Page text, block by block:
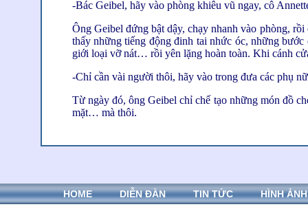
-Bác Geibel, hãy vào phòng khiêu vũ ngay, cô
Ông Geibel đứng bật dậy, chạy nhanh vào phòng,
thấy những tiếng động đinh tai nhức óc, những
giới loại vỡ nát… rồi yên lặng hoàn toàn. Khi cánh
-Chỉ cần vài người thôi, hãy vào trong đưa các phụ
Từ ngày đó, ông Geibel chỉ chế tạo những món đồ
mặt… mà thôi.
HOME DIỄN ĐÀN TIN TỨC HÌNH ẢNH